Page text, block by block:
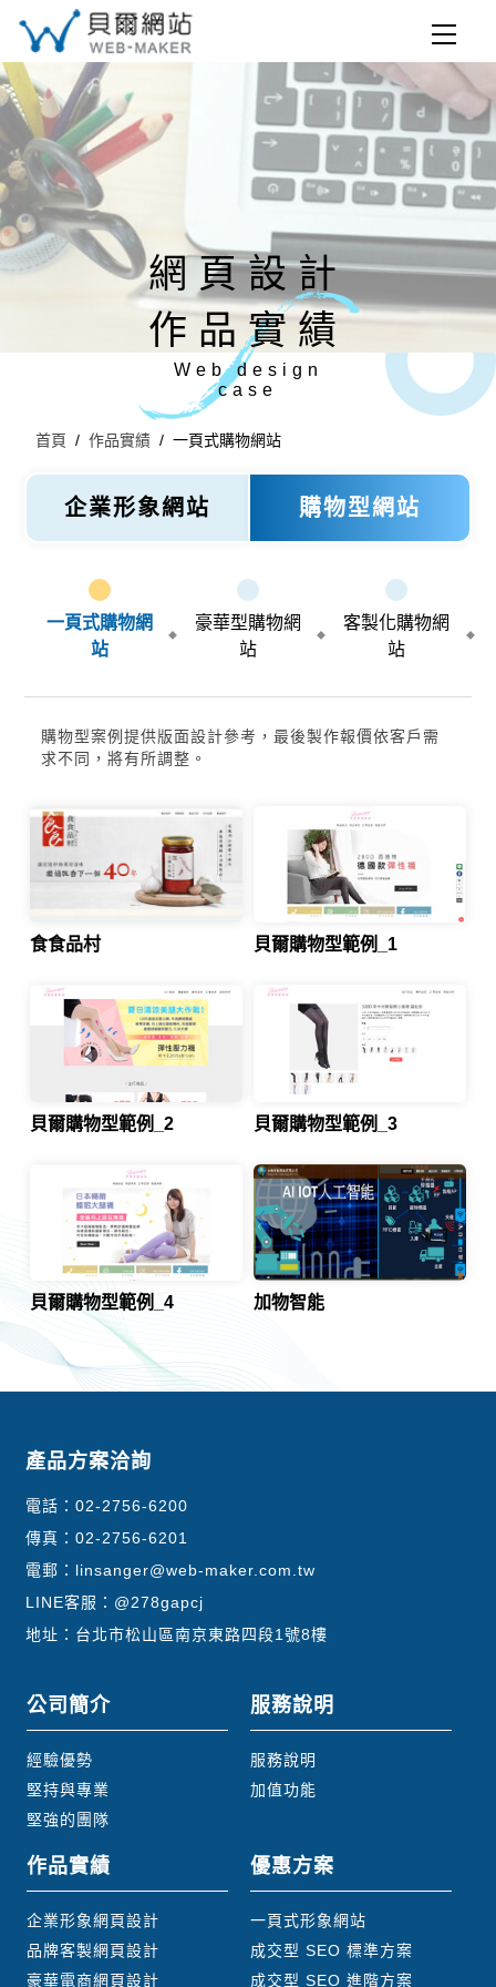
09ee480ef7f495faf3874d9c7e444a3e
網頁設計
作品實績
Web design
case
首頁 作品實績 一頁式購物網站
企業形象網站 購物型網站
一頁式購物網
站
豪華型購物網
站
客製化購物網
站
購物型案例提供版面設計參考，最後製作報價依客戶需
求不同，將有所調整。
食食品村 貝爾購物型範例_1
貝爾購物型範例_2 貝爾購物型範例_3
貝爾購物型範例_4 加物智能
從基礎的套板模組網站、一頁式網站，進階的RW
動網站、網路商店 、餐廳網站設計、公司網站設
計，到不同的客製化網頁製作、網路購物平台、購
物車系統以及最能創造獨特性的動態效果網站。
產品方案洽詢
電話： 02-2756-6200
傳真：02-2756-6201
電郵： linsanger@web-maker.com.tw
LINE客服： @278gapcj
地址：台北市松山區南京東路四段1號8樓
公司簡介
經驗優勢
堅持與專業
堅強的團隊
服務說明
服務說明
加值功能
作品實績
企業形象網頁設計
品牌客製網頁設計
豪華電商網頁設計
優惠方案
一頁式形象網站
成交型 SEO 標準方案
成交型 SEO 進階方案